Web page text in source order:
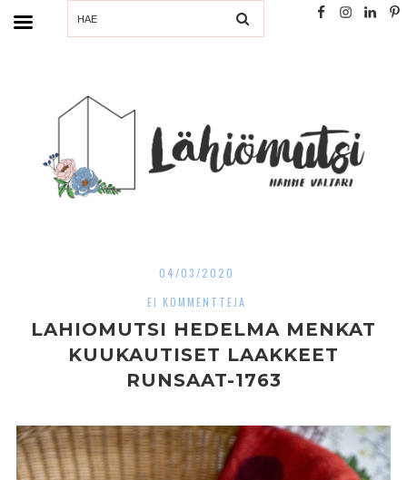
SEARCH
04/03/2020
EI KOMMENTTEJA
LAHIOMUTSI HEDELMA MENKAT
KUUKAUTISET LAAKKEET
RUNSAAT-1763